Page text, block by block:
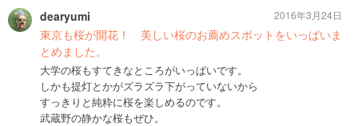
dearyumi
東京も桜が開花！ 美しい桜のお薦めスポットをいっぱいま
とめました。
大学の桜もすてきなところがいっぱいです。
しかも提灯とかがズラズラ下がっていないから
すっきりと純粋に桜を楽しめるのです。
武蔵野の静かな桜もぜひ。
2016年3月24日